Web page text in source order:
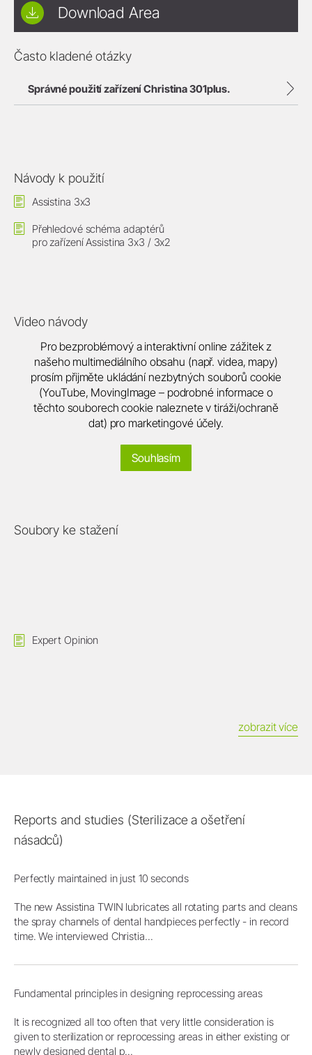
Download Area
Často kladené otázky
Správné použití zařízení Christina 301plus.
Návody k použití
Assistina 3x3
Přehledové schéma adaptérů
pro zařízení Assistina 3x3 / 3x2
Video návody
Pro bezproblémový a interaktivní online zážitek z
našeho multimediálního obsahu (např. videa, mapy)
prosím přijměte ukládání nezbytných souborů cookie
(YouTube, MovingImage – podrobné informace o
těchto souborech cookie naleznete v tiráži/ochraně
dat) pro marketingové účely.
Souhlasím
Soubory ke stažení
Expert Opinion
zobrazit více
Reports and studies (Sterilizace a ošetření
násadců)
Perfectly maintained in just 10 seconds
The new Assistina TWIN lubricates all rotating parts and cleans
the spray channels of dental handpieces perfectly - in record
time. We interviewed Christia...
Fundamental principles in designing reprocessing areas
It is recognized all too often that very little consideration is
given to sterilization or reprocessing areas in either existing or
newly designed dental p...